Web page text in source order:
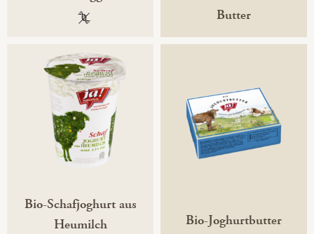
100 % gentechnikfrei
Butter
Bio-Schafjoghurt aus
Heumilch
Bio-Joghurtbutter